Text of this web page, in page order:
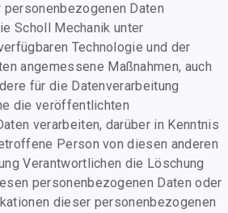
personenbezogenen Daten
Scholl Mechanik unter
Technologie und der
angemessene Maßnahmen, auch
für die Datenverarbeitung
die veröffentlichten
verarbeiten, darüber in Kenntnis
Person von diesen anderen
Verantwortlichen die Löschung
personenbezogenen Daten oder
dieser personenbezogenen